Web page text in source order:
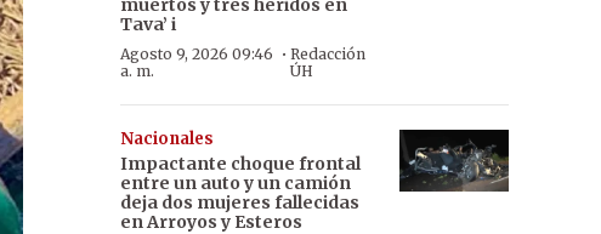
muertos y tres heridos en
Tava’ i
Agosto 9, 2026 09:46
a. m.
·Redacción
ÚH
Nacionales
Impactante choque frontal
entre un auto y un camión
deja dos mujeres fallecidas
en Arroyos y Esteros